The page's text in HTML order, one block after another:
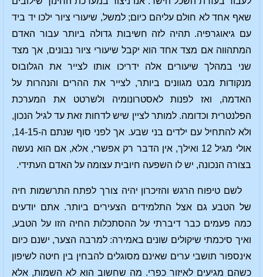
שאף אחד לא חולם עליהם כיום; למשל, שיעורי ציור ילכו יד ביד
עם גיאוגרפיה. תהיה לזה חשיבות גדולה ביותר עבור האדם
המתהווה אם מצד אחד הוא יקבל שיעורי ציור נבונים, אך מצד
שני במהלך שיעורים אלה ידריכו אותו לצייר את הגלובוס
מנקודות מבט מגוונים ביותר, לצייר את ההרים והנהרות על
האדמה, ואז לפנות לאסטרונומיה ולשרטט את המערכת
הפלנטרית וכדומה. למותר לציין שיש לדחות זאת עד לגיל הנכון,
ולא להתחיל עם ילדים בני שבע. אך לפני סוף שנתם ה-14-15,
אולי מגיל 12 ואילך, אין הדבר רק אפשרי, אלא, אם הוא נעשה
בצורה הנכונה, יש לו השפעה חיובית עצומה על האדם העתידי.
לשם טיפוח הרגש והזיכרון יהיה צורך לפתח התרשמות חיה
של הטבע גם אצל התלמידים הצעירים ביותר. אתם יודעים
כמה פעמים כבר דיברתי על ההסתכלות החיה הזו על הטבע,
ואיך סיכמתי שיקולים שונים באמירה: למרבה הצער, ישנם כיום
אינספור תושבי ערים שאינם מסוגלים להבחין בין חיטה לשיפון
כשהם מגיעים לאיזור כפרי. מה שחשוב הוא לא השמות, אלא